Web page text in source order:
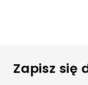
Zapisz się